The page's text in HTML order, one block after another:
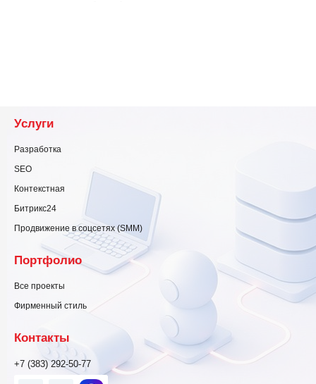
Услуги
Разработка
SEO
Контекстная
Битрикс24
Продвижение в соцсетях (SMM)
Портфолио
Все проекты
Фирменный стиль
Контакты
+7 (383) 292-50-77